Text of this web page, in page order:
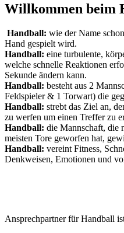
Willkommen beim
Handball: wie der Name
Hand gespielt wird.
Handball: eine turbulente,
welche schnelle Reaktionen
Sekunde ändern kann.
Handball: besteht aus 2
Feldspieler & 1 Torwart) die
Handball: strebt das Ziel an,
zu werfen um einen Treffer zu
Handball: die Mannschaft, die
meisten Tore geworfen hat,
Handball: vereint Fitness,
Denkweisen, Emotionen und
Ansprechpartner für Handball